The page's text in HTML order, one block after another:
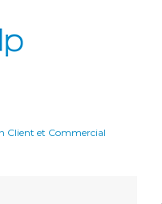
Client et Commercial